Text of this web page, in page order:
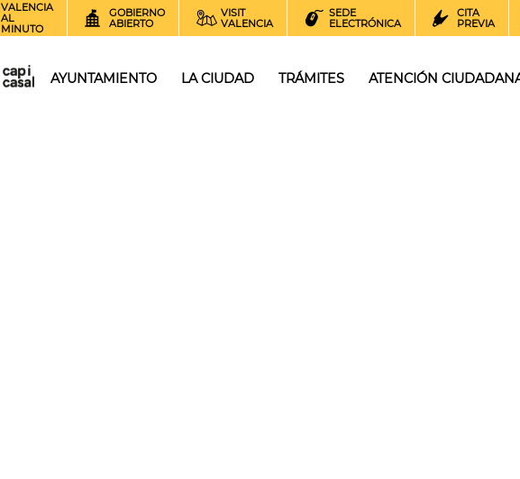
VALENCIA
AL
MINUTO
GOBIERNO
ABIERTO
VISIT
VALENCIA
SEDE
ELECTRÓNICA
CITA
PREVIA
AYUNTAMIENTO LA CIUDAD TRÁMITES ATENCIÓN